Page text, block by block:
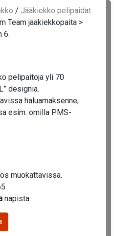
/ Jääkiekko pelipaidat
Team jääkiekkopaita >
6.
pelipaitoja yli 70
designia.
haluamaksenne,
esim. omilla PMS-
muokattavissa.
napista.